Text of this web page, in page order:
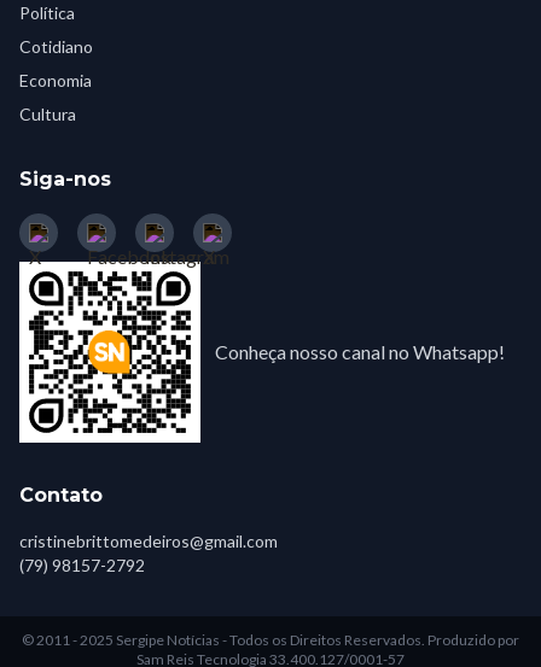
Política
Cotidiano
Economia
Cultura
Siga-nos
Conheça nosso canal no Whatsapp!
Contato
cristinebrittomedeiros@gmail.com
(79) 98157-2792
© 2011 - 2025 Sergipe Notícias - Todos os Direitos Reservados. Produzido por
Sam Reis Tecnologia 33.400.127/0001-57